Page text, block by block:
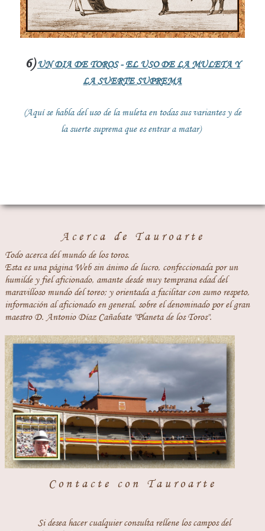
6)UN DIA DE TOROS- EL USO DE LA MULETA Y
LA SUERTE SUPREMA
(Aquí se habla del uso de la muleta en todas sus variantes y de
la suerte suprema que es entrar a matar)
Acerca de Tauroarte
Todo acerca del mundo de los toros.
Esta es una página Web sin ánimo de lucro, confeccionada por un
humilde y fiel aficionado, amante desde muy temprana edad del
maravilloso mundo del toreo; y orientada a facilitar con sumo respeto,
información al aficionado en general, sobre el denominado por el gran
maestro D. Antonio Díaz Cañabate "Planeta de los Toros".
Contacte con Tauroarte
Si desea hacer cualquier consulta rellene los campos del